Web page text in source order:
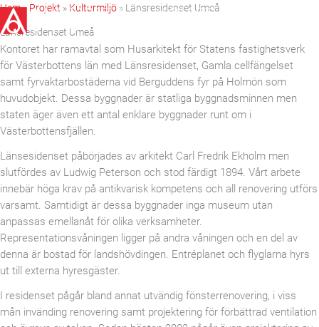
Hoppa
till
innehåll
Hem» Projekt » Kulturmiljö » Länsresidenset Umeå
Länsresidenset Umeå
Kontoret har ramavtal som Husarkitekt för Statens fastighetsverk
för Västerbottens län med Länsresidenset, Gamla cellfängelset
samt fyrvaktarbostäderna vid Berguddens fyr på Holmön som
huvudobjekt. Dessa byggnader är statliga byggnadsminnen men
staten äger även ett antal enklare byggnader runt om i
Västerbottensfjällen.
Länsesidenset påbörjades av arkitekt Carl Fredrik Ekholm men
slutfördes av Ludwig Peterson och stod färdigt 1894. Vårt arbete
innebär höga krav på antikvarisk kompetens och all renovering utförs
varsamt. Samtidigt är dessa byggnader inga museum utan
anpassas emellanåt för olika verksamheter.
Representationsvåningen ligger på andra våningen och en del av
denna är bostad för landshövdingen. Entréplanet och flyglarna hyrs
ut till externa hyresgäster.
I residenset pågår bland annat utvändig fönsterrenovering, i viss
mån invänding renovering samt projektering för förbättrad ventilation